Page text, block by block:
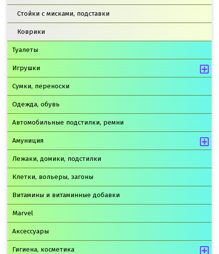
Стойки с мисками, подставки
Коврики
Туалеты
Игрушки
Сумки, переноски
Одежда, обувь
Автомобильные подстилки, ремни
Амуниция
Лежаки, домики, подстилки
Клетки, вольеры, загоны
Витамины и витаминные добавки
Marvel
Аксессуары
Гигиена, косметика